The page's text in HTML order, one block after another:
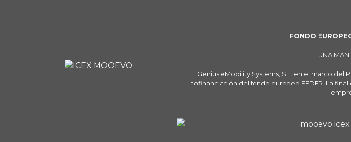
FONDO
UNA
Genius eMobility Systems, S.L. en el marco del
cofinanciación del fondo europeo FEDER. La